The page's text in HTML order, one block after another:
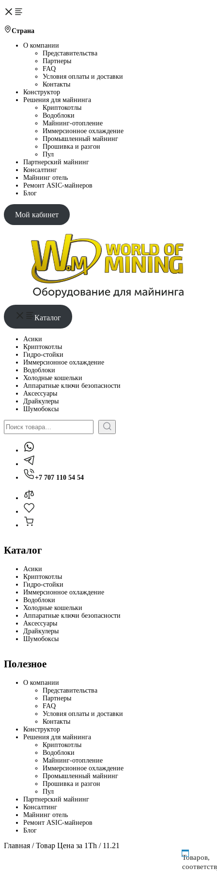
Страна
О компании
Представительства
Партнеры
FAQ
Условия оплаты и доставки
Контакты
Конструктор
Решения для майнинга
Криптокотлы
Водоблоки
Майнинг-отопление
Иммерсионное охлаждение
Промышленный майнинг
Прошивка и разгон
Пул
Партнерский майнинг
Консалтинг
Майнинг отель
Ремонт ASIC-майнеров
Блог
Мой кабинет
Каталог
Асики
Криптокотлы
Гидро-стойки
Иммерсионное охлаждение
Водоблоки
Холодные кошельки
Аппаратные ключи безопасности
Аксессуары
Драйкулеры
Шумобоксы
Поиск
+7 707 110 54 54
Каталог
Асики
Криптокотлы
Гидро-стойки
Иммерсионное охлаждение
Водоблоки
Холодные кошельки
Аппаратные ключи безопасности
Аксессуары
Драйкулеры
Шумобоксы
Полезное
О компании
Представительства
Партнеры
FAQ
Условия оплаты и доставки
Контакты
Конструктор
Решения для майнинга
Криптокотлы
Водоблоки
Майнинг-отопление
Иммерсионное охлаждение
Промышленный майнинг
Прошивка и разгон
Пул
Партнерский майнинг
Консалтинг
Майнинг отель
Ремонт ASIC-майнеров
Блог
Главная / Товар Цена за 1Th / 11.21
Товаров,